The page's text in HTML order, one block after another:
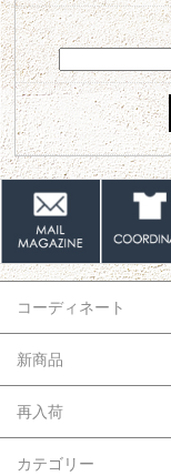
コーディネート
新商品
再入荷
カテゴリー